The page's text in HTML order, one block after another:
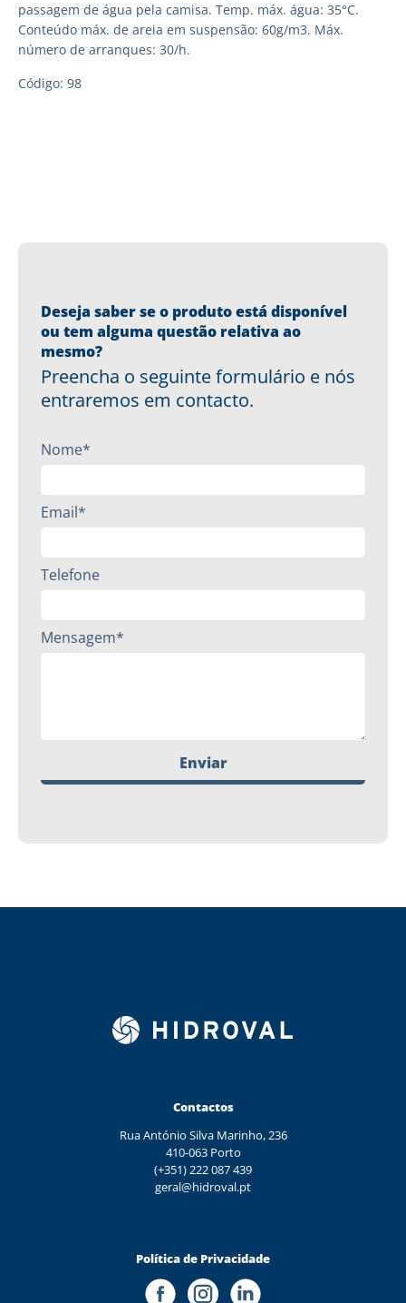
passagem de água pela camisa. Temp. máx. água: 35°C.
Conteúdo máx. de areia em suspensão: 60g/m3. Máx.
número de arranques: 30/h.
Código: 98
Deseja saber se o produto está disponível
ou tem alguma questão relativa ao
mesmo?
Preencha o seguinte formulário e nós
entraremos em contacto.
Nome*
Email*
Telefone
Mensagem*
Enviar
Contactos
Rua António Silva Marinho, 236
410-063 Porto
(+351) 222 087 439
geral@hidroval.pt
Política de Privacidade